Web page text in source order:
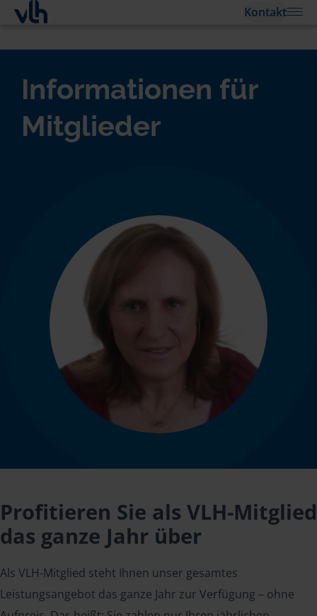
Kontakt
Informationen für
Mitglieder
Profitieren Sie als VLH-Mitglied
das ganze Jahr über
Als VLH-Mitglied steht Ihnen unser gesamtes
Leistungsangebot das ganze Jahr zur Verfügung – ohne